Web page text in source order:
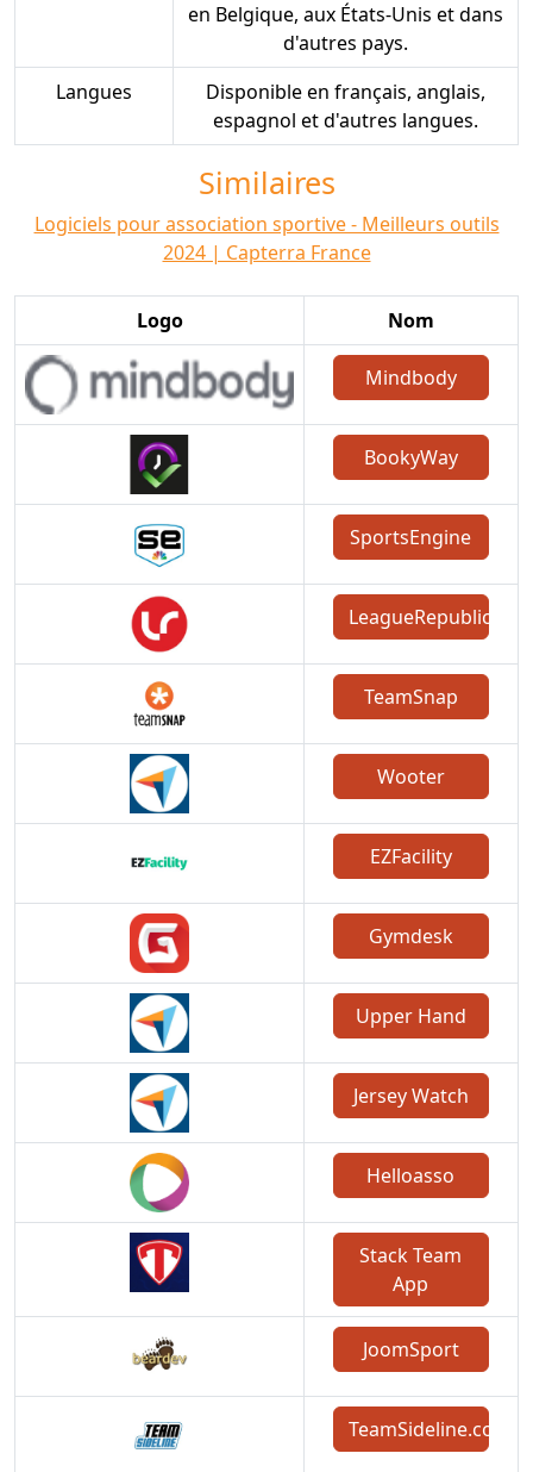
en Belgique, aux États-Unis et dans
d'autres pays.
Langues
Disponible en français, anglais,
espagnol et d'autres langues.
Similaires
Logiciels pour association sportive - Meilleurs outils
2024 | Capterra France
Logo Nom
Mindbody
BookyWay
SportsEngine
LeagueRepublic
TeamSnap
Wooter
EZFacility
Gymdesk
Upper Hand
Jersey Watch
Helloasso
Stack Team
App
JoomSport
TeamSideline.com